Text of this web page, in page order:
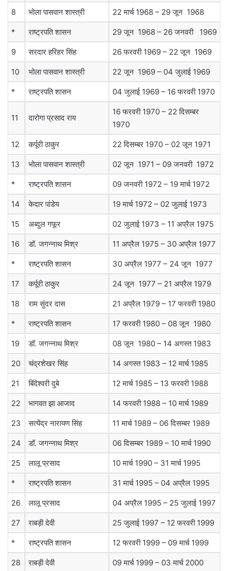
8 भोला पासवान शास्त्री 22 मार्च 1968 – 29 जून 1968
* राष्ट्रपति शासन 29 जून 1968 – 26 जनवरी 1969
9 सरदार हरिहर सिंह 26 फरवरी 1969 – 22 जून 1969
10 भोला पासवान शास्त्री 22 जून 1969 – 04 जुलाई 1969
* राष्ट्रपति शासन 04 जुलाई 1969 – 16 फरवरी 1970
11 दारोगा प्रसाद राय
16 फरवरी 1970 – 22 दिसम्बर
1970
12 कर्पूरी ठाकुर 22 दिसम्बर 1970 – 02 जून 1971
13 भोला पासवान शास्त्री 02 जून 1971 – 09 जनवरी 1972
* राष्ट्रपति शासन 09 जनवरी 1972 – 19 मार्च 1972
14 केदार पांडेय 19 मार्च 1972 – 02 जुलाई 1973
15 अब्दुल गफूर 02 जुलाई 1973 – 11 अप्रैल 1975
16 डॉ. जगन्नाथ मिश्र 11 अप्रैल 1975 – 30 अप्रैल 1977
* राष्ट्रपति शासन 30 अप्रैल 1977 – 24 जून 1977
17 कर्पूरी ठाकुर 24 जून 1977 – 21 अप्रैल 1979
18 राम सुंदर दास 21 अप्रैल 1979 – 17 फरवरी 1980
* राष्ट्रपति शासन 17 फरवरी 1980 – 08 जून 1980
19 डॉ. जगन्नाथ मिश्र 08 जून 1980 – 14 अगस्त 1983
20 चंद्रशेखर सिंह 14 अगस्त 1983 – 12 मार्च 1985
21 बिंदेश्वरी दुबे 12 मार्च 1985 – 13 फरवरी 1988
22 भागवत झा आजाद 14 फरवरी 1988 – 10 मार्च 1989
23 सत्येंद्र नारायण सिंह 11 मार्च 1989 – 06 दिसम्बर 1989
24 डॉ. जगन्नाथ मिश्र 06 दिसम्बर 1989 – 10 मार्च 1990
25 लालू प्रसाद 10 मार्च 1990 – 31 मार्च 1995
* राष्ट्रपति शासन 31 मार्च 1995 – 04 अप्रैल 1995
26 लालू प्रसाद 04 अप्रैल 1995 – 25 जुलाई 1997
27 राबड़ी देवी 25 जुलाई 1997 – 12 फरवरी 1999
* राष्ट्रपति शासन 12 फरवरी 1999 – 09 मार्च 1999
28 राबड़ी देवी 09 मार्च 1999 – 03 मार्च 2000